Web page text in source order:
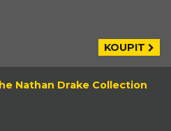
KOUPIT
Nathan Drake Collection